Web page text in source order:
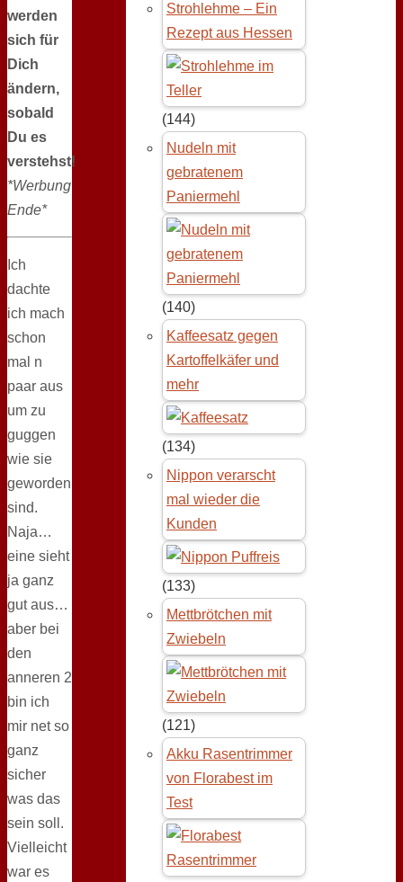
werden
sich für
Dich
ändern,
sobald
Du es
verstehst!
*Werbung
Ende*
Ich
dachte
ich mach
schon
mal n
paar aus
um zu
guggen
wie sie
geworden
sind.
Naja…
eine sieht
ja ganz
gut aus…
aber bei
den
anneren 2
bin ich
mir net so
ganz
sicher
was das
sein soll.
Vielleicht
war es
Strohlehme – Ein
Rezept aus Hessen
(144)
Nudeln mit
gebratenem
Paniermehl
(140)
Kaffeesatz gegen
Kartoffelkäfer und
mehr
(134)
Nippon verarscht
mal wieder die
Kunden
(133)
Mettbrötchen mit
Zwiebeln
(121)
Akku Rasentrimmer
von Florabest im
Test